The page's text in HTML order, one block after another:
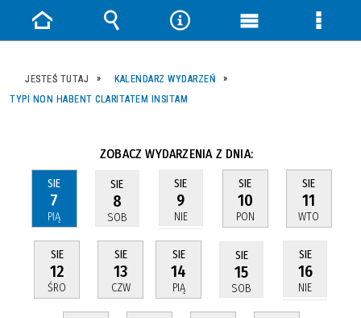
JESTEŚ TUTAJ
KALENDARZ WYDARZEŃ
TYPI NON HABENT CLARITATEM INSITAM
ZOBACZ WYDARZENIA Z DNIA:
SIE
7
PIĄ
SIE
8
SOB
SIE
9
NIE
SIE
10
PON
SIE
11
WTO
SIE
12
ŚRO
SIE
13
CZW
SIE
14
PIĄ
SIE
15
SOB
SIE
16
NIE
Strona
główna
Wyszukiwarka
NarzędziaMenu
Menu